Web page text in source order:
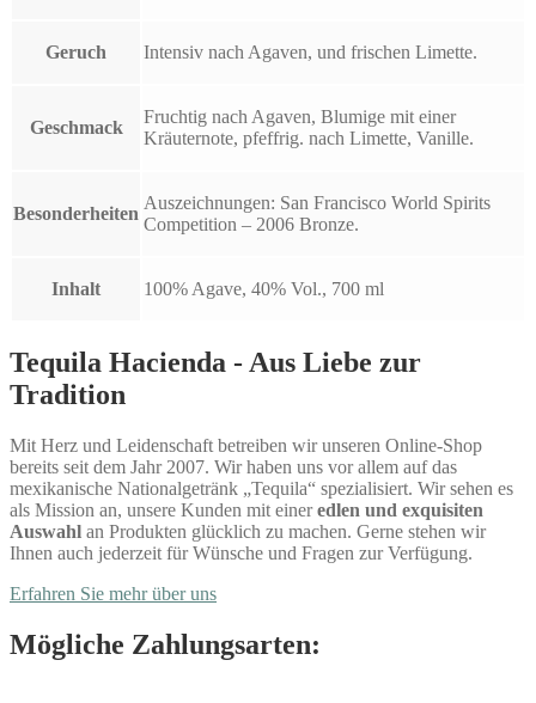
Geruch Intensiv nach Agaven, und frischen Limette.
Geschmack
Fruchtig nach Agaven, Blumige mit einer
Kräuternote, pfeffrig. nach Limette, Vanille.
Besonderheiten
Auszeichnungen: San Francisco World Spirits
Competition – 2006 Bronze.
Inhalt 100% Agave, 40% Vol., 700 ml
Tequila Hacienda - Aus Liebe zur
Tradition
Mit Herz und Leidenschaft betreiben wir unseren Online-Shop
bereits seit dem Jahr 2007. Wir haben uns vor allem auf das
mexikanische Nationalgetränk „Tequila“ spezialisiert. Wir sehen es
als Mission an, unsere Kunden mit eineredlen und exquisiten
Auswahl an Produkten glücklich zu machen. Gerne stehen wir
Ihnen auch jederzeit für Wünsche und Fragen zur Verfügung.
Erfahren Sie mehr über uns
Mögliche Zahlungsarten: